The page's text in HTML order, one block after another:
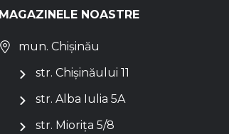
MAGAZINELE NOASTRE
mun. Chișinău
str. Chișinăului 11
str. Alba Iulia 5A
str. Miorița 5/8